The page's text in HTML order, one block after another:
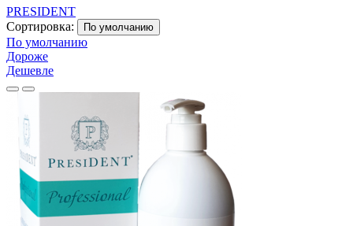
PRESIDENT
Сортировка:
По умолчанию
По умолчанию
Дороже
Дешевле